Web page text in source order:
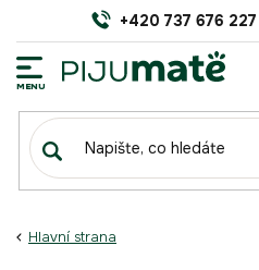
+420 737 676 227
Hlavní strana